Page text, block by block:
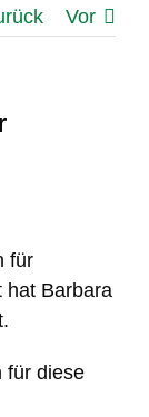
Vor
für
hat Barbara
für diese